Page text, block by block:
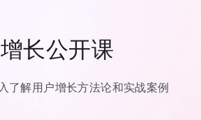
增长公开课
了解用户增长方法论和实战案例